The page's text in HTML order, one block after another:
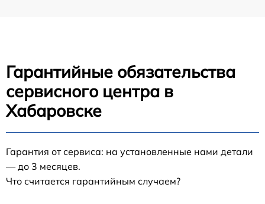
Гарантийные обязательства
сервисного центра в
Хабаровске
Гарантия от сервиса: на установленные нами детали
— до 3 месяцев.
Что считается гарантийным случаем?